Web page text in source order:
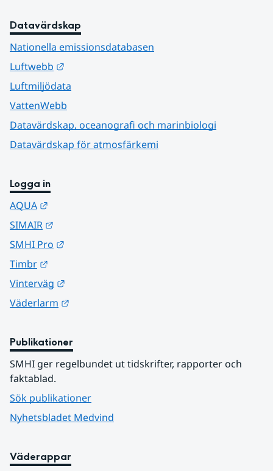
Datavärdskap
Nationella emissionsdatabasen
Luftwebb
Luftmiljödata
VattenWebb
Datavärdskap, oceanografi och marinbiologi
Datavärdskap för atmosfärkemi
Logga in
AQUA
SIMAIR
SMHI Pro
Timbr
Vinterväg
Väderlarm
Publikationer
SMHI ger regelbundet ut tidskrifter, rapporter och
faktablad.
Sök publikationer
Nyhetsbladet Medvind
Väderappar